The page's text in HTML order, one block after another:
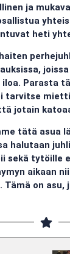
ja
heti
Parasta
tarvitse
jotain
tätä asua
halutaan
sekä tytöille
aikaan
Tämä on asu,